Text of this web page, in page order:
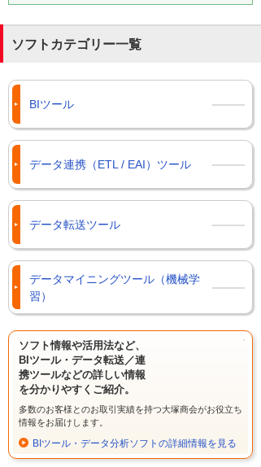
ソフトカテゴリー一覧
BIツール
データ連携（ETL / EAI）ツール
データ転送ツール
データマイニングツール（機械学
習）
ソフト情報や活用法など、
BIツール・データ転送／連
携ツールなどの詳しい情報
を分かりやすくご紹介。
多数のお客様とのお取引実績を持つ大塚商会がお役立ち
情報をお届けします。
BIツール・データ分析ソフトの詳細情報を見る